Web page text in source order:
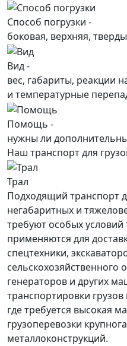
Способ погрузки -
боковая, верхняя,
Вид -
вес, габариты, реакции
и температурные
Помощь -
нужны ли
Наш транспорт для
Трал
Подходящий транспорт
негабаритных и
требуют особых
применяются для
спецтехники,
сельскохозяйственного
генераторов и других
транспортировки
где требуется высокая
грузоперевозки
металлоконструкций.